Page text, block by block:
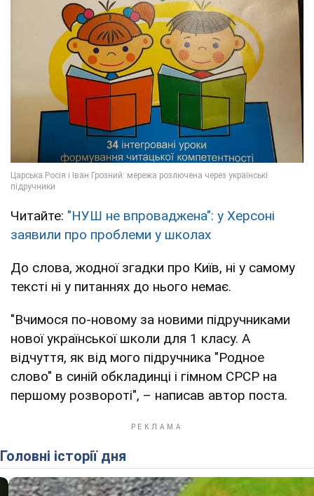
Читайте: "НУШ не впроваджена": у Херсоні
заявили про проблеми у школах
До слова, жодної згадки про Київ, ні у самому
тексті ні у питаннях до нього немає.
"Вчимося по-новому за новими підручниками
нової української школи для 1 класу. А
відчуття, як від мого підручника "Родное
слово" в синій обкладинці і гімном СРСР на
першому розвороті", – написав автор поста.
Головні історії дня